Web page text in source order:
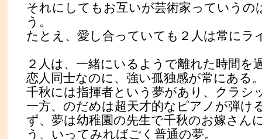
それにしてもお互いが芸術家っていうの
う。
たとえ、愛し合っていても２人は常にラ
２人は、一緒にいるようで離れた時間を
恋人同士なのに、強い孤独感が常にある
千秋には指揮者という夢があり、クラシ
一方、のだめは超天才的なピアノが弾け
ず、夢は幼稚園の先生で千秋のお嫁さん
う、いってみればごく普通の夢。